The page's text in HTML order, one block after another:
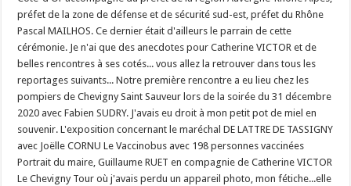
préfet de la zone de défense et de sécurité sud-est, préfet du Rhône
Pascal MAILHOS. Ce dernier était d'ailleurs le parrain de cette
cérémonie. Je n'ai que des anecdotes pour Catherine VICTOR et de
belles rencontres à ses cotés... vous allez la retrouver dans tous les
reportages suivants... Notre première rencontre a eu lieu chez les
pompiers de Chevigny Saint Sauveur lors de la soirée du 31 décembre
2020 avec Fabien SUDRY. J'avais eu droit à mon petit pot de miel en
souvenir. L'exposition concernant le maréchal DE LATTRE DE TASSIGNY
avec Joëlle CORNU Le Vaccinobus avec 198 personnes vaccinées
Portrait du maire, Guillaume RUET en compagnie de Catherine VICTOR
Le Chevigny Tour où j'avais perdu un appareil photo, mon fétiche...elle